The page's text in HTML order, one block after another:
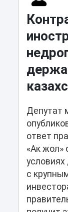
Депутат
ответ
«Ак жол»
условиях
с